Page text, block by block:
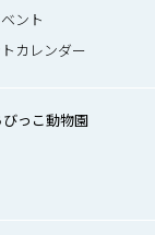
ント
カレンダー
っこ動物園